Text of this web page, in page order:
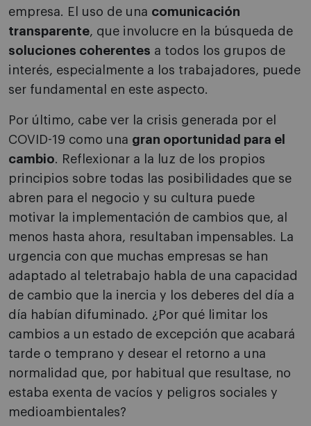
empresa. El uso de una comunicación
transparente, que involucre en la búsqueda de
soluciones coherentes a todos los grupos de
interés, especialmente a los trabajadores, puede
ser fundamental en este aspecto.
Por último, cabe ver la crisis generada por el
COVID-19 como una gran oportunidad para el
cambio. Reflexionar a la luz de los propios
principios sobre todas las posibilidades que se
abren para el negocio y su cultura puede
motivar la implementación de cambios que, al
menos hasta ahora, resultaban impensables. La
urgencia con que muchas empresas se han
adaptado al teletrabajo habla de una capacidad
de cambio que la inercia y los deberes del día a
día habían difuminado. ¿Por qué limitar los
cambios a un estado de excepción que acabará
tarde o temprano y desear el retorno a una
normalidad que, por habitual que resultase, no
estaba exenta de vacíos y peligros sociales y
medioambientales?